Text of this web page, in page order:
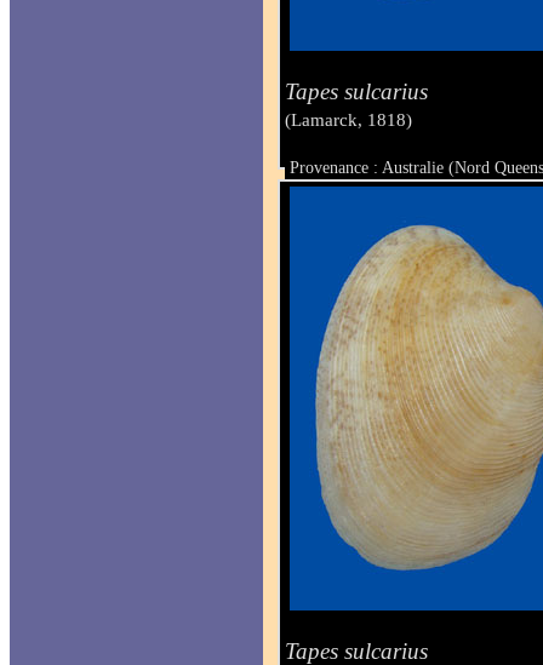
Tapes sulcarius
(Lamarck, 1818)
Provenance : Australie (Nord
Taille : 46 x 64.5 mm
Tapes sulcarius